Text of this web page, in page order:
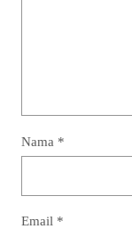
Nama *
Email *